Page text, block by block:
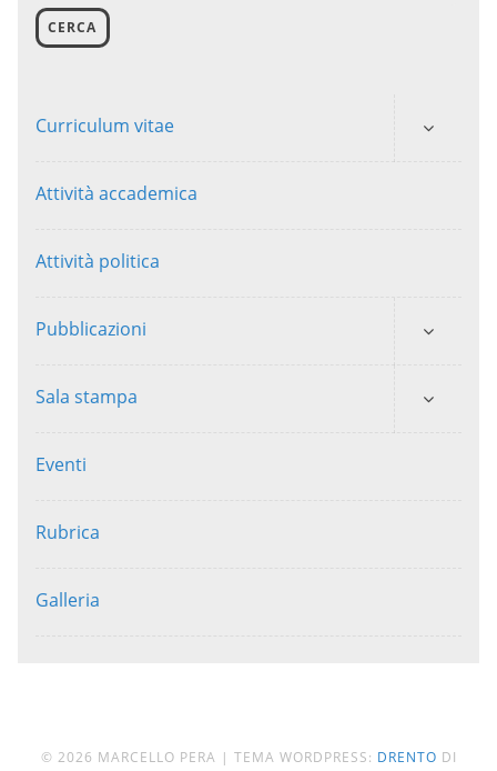
CERCA
Curriculum vitae
Attività accademica
Attività politica
Pubblicazioni
Sala stampa
Eventi
Rubrica
Galleria
© 2026 MARCELLO PERA | TEMA WORDPRESS: DRENTO DI